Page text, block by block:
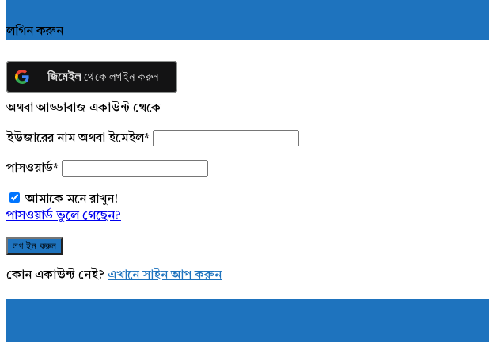
লগিন করুন
জিমেইলথেকে লগইন করুন
অথবা আড্ডাবাজ একাউন্ট থেকে
ইউজারের নাম অথবা ইমেইল*
পাসওয়ার্ড*
আমাকে মনে রাখুন!
পাসওয়ার্ড ভুলে গেছেন?
কোন একাউন্ট নেই? এখানে সাইন আপ করুন